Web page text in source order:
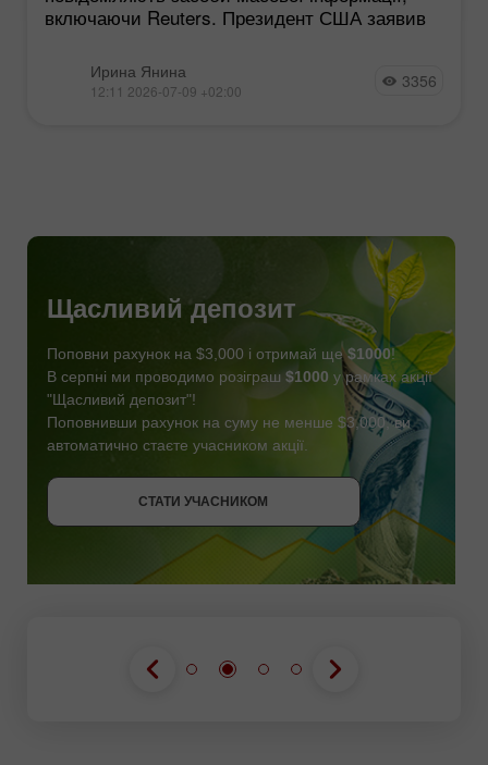
включаючи Reuters. Президент США заявив
Ирина Янина
12:11 2026-07-09 +02:00 3356
СТАТИ УЧАСНИКОМ
Щасливий депозит
Поповни рахунок на $3,000 і отримай ще$1000!
В серпні ми проводимо розіграш $1000 у рамках акції
"Щасливий депозит"!
Поповнивши рахунок на суму не менше $3,000, ви
автоматично стаєте учасником акції.
СТАТИ УЧАСНИКОМ